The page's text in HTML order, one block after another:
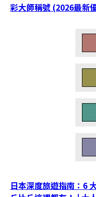
彩大師稱號 (2026最新
日本深度旅遊指南：6